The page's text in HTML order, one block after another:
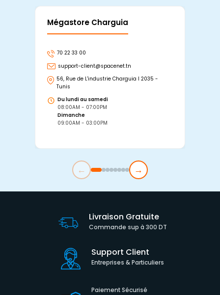
Mégastore Charguia
70 22 33 00
support-client@spacenet.tn
56, Rue de L'industrie Charguia I 2035 -
Tunis
Du lundi au samedi
08:00AM - 07:00PM
Dimanche
09:00AM - 03:00PM
← →
Livraison Gratuite
Commande sup à 300 DT
Support Client
Entreprises & Particuliers
Paiement Sécurisé